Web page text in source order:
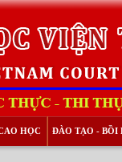
HỌC ĐÀO TẠO - BỒI